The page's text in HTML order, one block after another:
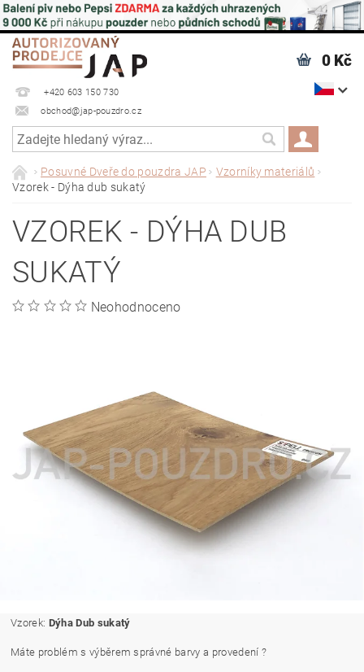
+420 603 150 730
obchod@jap-pouzdro.cz
0 Kč
Posuvné Dveře do pouzdra JAP
Vzorníky materiálů
Vzorek - Dýha dub sukatý
VZOREK - DÝHA DUB
SUKATÝ
Neohodnoceno
Vzorek: Dýha Dub sukatý
Máte problém s výběrem správné barvy a provedení ?